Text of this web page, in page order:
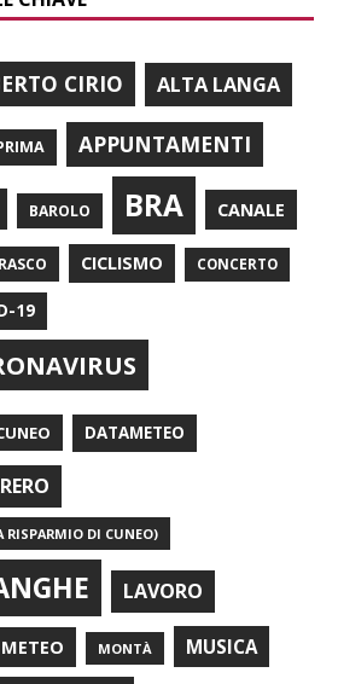
CIRIO ALTA LANGA
APPUNTAMENTI
BAROLO BRA CANALE
CICLISMO CONCERTO
19
DATAMETEO
RISPARMIO DI CUNEO)
LAVORO
METEO MONTÀ MUSICA